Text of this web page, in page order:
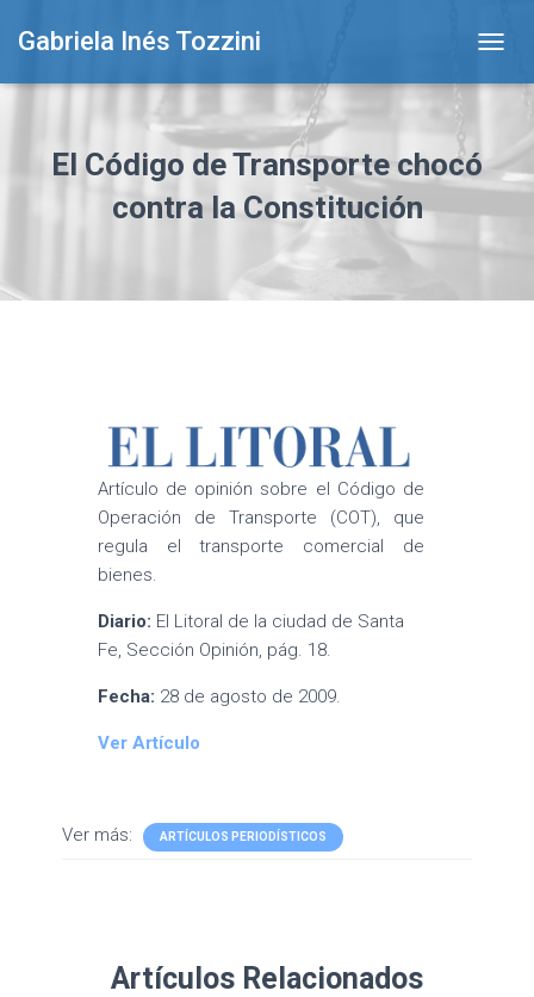
Gabriela Inés Tozzini
O
A
El Código de Transporte chocó
contra la Constitución
Artículo de opinión sobre el Código de
Operación de Transporte (COT), que
regula el transporte comercial de
bienes.
Diario: El Litoral de la ciudad de Santa
Fe, Sección Opinión, pág. 18.
Fecha: 28 de agosto de 2009.
Ver Artículo
Ver más: ARTÍCULOS PERIODÍSTICOS
Artículos Relacionados